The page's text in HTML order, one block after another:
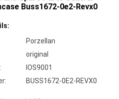
Buss1672-0e2-Revx0
Porzellan
original
IOS9001
BUSS1672-0E2-REVX0